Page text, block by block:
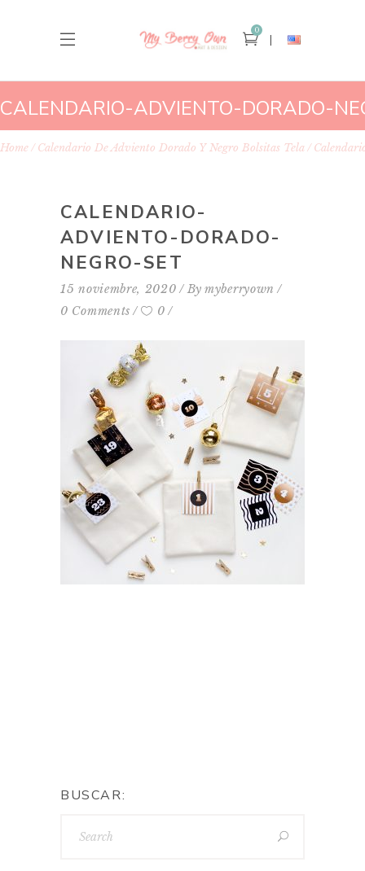
0
CALENDARIO-ADVIENTO-DORADO-
Home Calendario De Adviento Dorado Y Negro Bolsitas Tela
CALENDARIO-
ADVIENTO-DORADO-
NEGRO-SET
15 noviembre, 2020 By myberryown
0 Comments
0
BUSCAR: